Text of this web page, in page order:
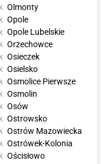
Olmonty
Opole
Opole Lubelskie
Orzechowce
Osieczek
Osielsko
Osmolice Pierwsze
Osmolin
Osów
Ostrowsko
Ostrów Mazowiecka
Ostrówek-Kolonia
Ościsłowo